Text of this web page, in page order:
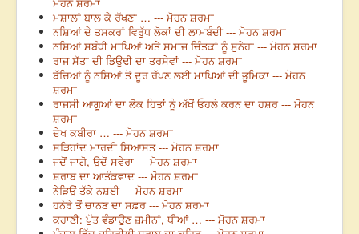
ਮਸ਼ਾਲਾਂ ਬਾਲ ਕੇ ਰੱਖਣਾ … --- ਮੋਹਨ ਸ਼ਰਮਾ
ਨਸ਼ਿਆਂ ਦੇ ਤਸਕਰਾਂ ਵਿਰੁੱਧ ਲੋਕਾਂ ਦੀ ਲਾਮਬੰਦੀ --- ਮੋਹਨ ਸ਼ਰਮਾ
ਨਸ਼ਿਆਂ ਸਬੰਧੀ ਮਾਪਿਆਂ ਅਤੇ ਸਮਾਜ ਚਿੰਤਕਾਂ ਨੂੰ ਸੁਨੇਹਾ --- ਮੋਹਨ ਸ਼ਰਮਾ
ਰਾਜ ਸੱਤਾ ਦੀ ਡਿਉਢੀ ਦਾ ਤਰਸੇਵਾਂ --- ਮੋਹਨ ਸ਼ਰਮਾ
ਬੱਚਿਆਂ ਨੂੰ ਨਸ਼ਿਆਂ ਤੋਂ ਦੂਰ ਰੱਖਣ ਲਈ ਮਾਪਿਆਂ ਦੀ ਭੂਮਿਕਾ --- ਮੋਹਨ
ਸ਼ਰਮਾ
ਰਾਜਸੀ ਆਗੂਆਂ ਦਾ ਲੋਕ ਹਿਤਾਂ ਨੂੰ ਅੱਖੋਂ ਓਹਲੇ ਕਰਨ ਦਾ ਹਸ਼ਰ --- ਮੋਹਨ
ਸ਼ਰਮਾ
ਦੇਖ ਕਬੀਰਾ … --- ਮੋਹਨ ਸ਼ਰਮਾ
ਸੜਿਹਾਂਦ ਮਾਰਦੀ ਸਿਆਸਤ --- ਮੋਹਨ ਸ਼ਰਮਾ
ਜਦੋਂ ਜਾਗੋ, ਉਦੋਂ ਸਵੇਰਾ --- ਮੋਹਨ ਸ਼ਰਮਾ
ਸ਼ਰਾਬ ਦਾ ਆਤੰਕਵਾਦ --- ਮੋਹਨ ਸ਼ਰਮਾ
ਨੇੜਿਉਂ ਤੱਕੇ ਨਸ਼ਈ --- ਮੋਹਨ ਸ਼ਰਮਾ
ਹਨੇਰੇ ਤੋਂ ਚਾਨਣ ਦਾ ਸਫ਼ਰ --- ਮੋਹਨ ਸ਼ਰਮਾ
ਕਹਾਣੀ: ਪੁੱਤ ਵੰਡਾਉਣ ਜ਼ਮੀਨਾਂ, ਧੀਆਂ … --- ਮੋਹਨ ਸ਼ਰਮਾ